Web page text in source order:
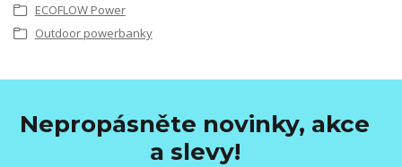
ECOFLOW Power
Outdoor powerbanky
Nepropásněte novinky, akce
a slevy!